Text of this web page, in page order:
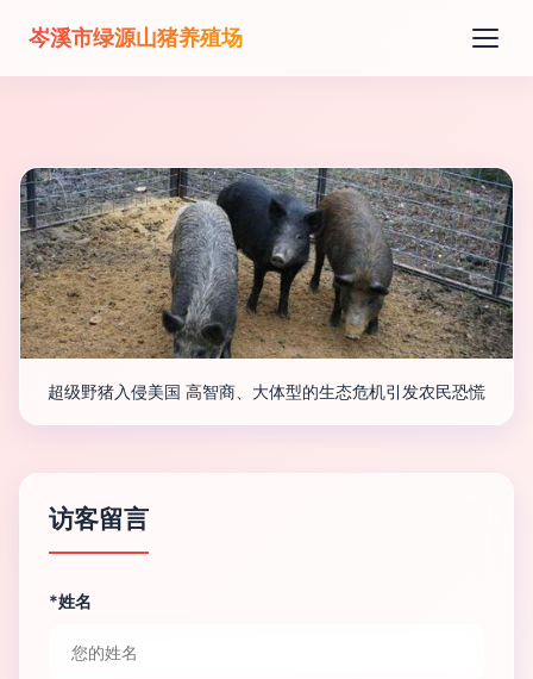
岑溪市绿源山猪养殖场
超级野猪入侵美国 高智商、大体型的生态危机引发农民恐慌
访客留言
*姓名